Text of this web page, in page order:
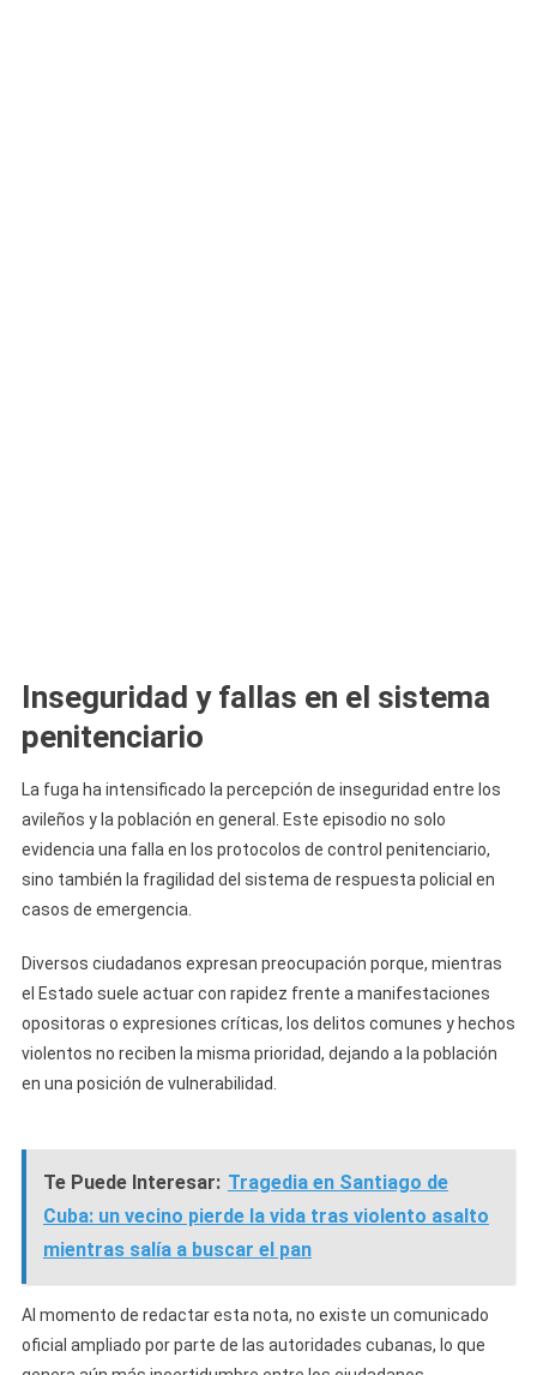
Inseguridad y fallas en el sistema
penitenciario
La fuga ha intensificado la percepción de inseguridad entre los
avileños y la población en general. Este episodio no solo
evidencia una falla en los protocolos de control penitenciario,
sino también la fragilidad del sistema de respuesta policial en
casos de emergencia.
Diversos ciudadanos expresan preocupación porque, mientras
el Estado suele actuar con rapidez frente a manifestaciones
opositoras o expresiones críticas, los delitos comunes y hechos
violentos no reciben la misma prioridad, dejando a la población
en una posición de vulnerabilidad.
Te Puede Interesar: Tragedia en Santiago de
Cuba: un vecino pierde la vida tras violento asalto
mientras salía a buscar el pan
Al momento de redactar esta nota, no existe un comunicado
oficial ampliado por parte de las autoridades cubanas, lo que